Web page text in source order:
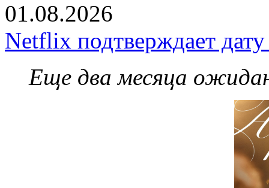
01.08.2026
Netflix подтверждает
Еще два месяца